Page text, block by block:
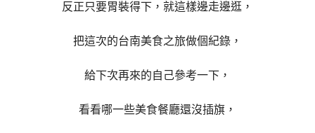
反正只要胃裝得下，就這樣邊走邊逛，
把這次的台南美食之旅做個紀錄，
給下次再來的自己參考一下，
看看哪一些美食餐廳還沒插旗，